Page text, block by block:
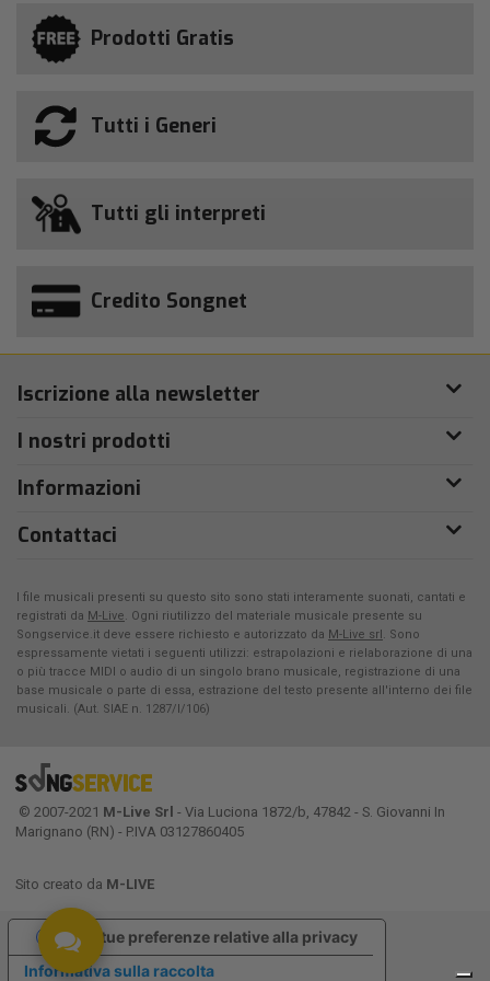
Prodotti Gratis
Tutti i Generi
Tutti gli interpreti
Credito Songnet
Iscrizione alla newsletter
I nostri prodotti
Informazioni
Contattaci
I file musicali presenti su questo sito sono stati interamente suonati, cantati e
registrati da M-Live. Ogni riutilizzo del materiale musicale presente su
Songservice.it deve essere richiesto e autorizzato da M-Live srl . Sono
espressamente vietati i seguenti utilizzi: estrapolazioni e rielaborazione di una
o più tracce MIDI o audio di un singolo brano musicale, registrazione di una
base musicale o parte di essa, estrazione del testo presente all'interno dei file
musicali. (Aut. SIAE n. 1287/I/106)
© 2007-2021 M-Live Srl - Via Luciona 1872/b, 47842 - S. Giovanni In
Marignano (RN) - P.IVA 03127860405
Sito creato da M-LIVE
Informativa sulla raccolta
Le tue preferenze relative alla privacy